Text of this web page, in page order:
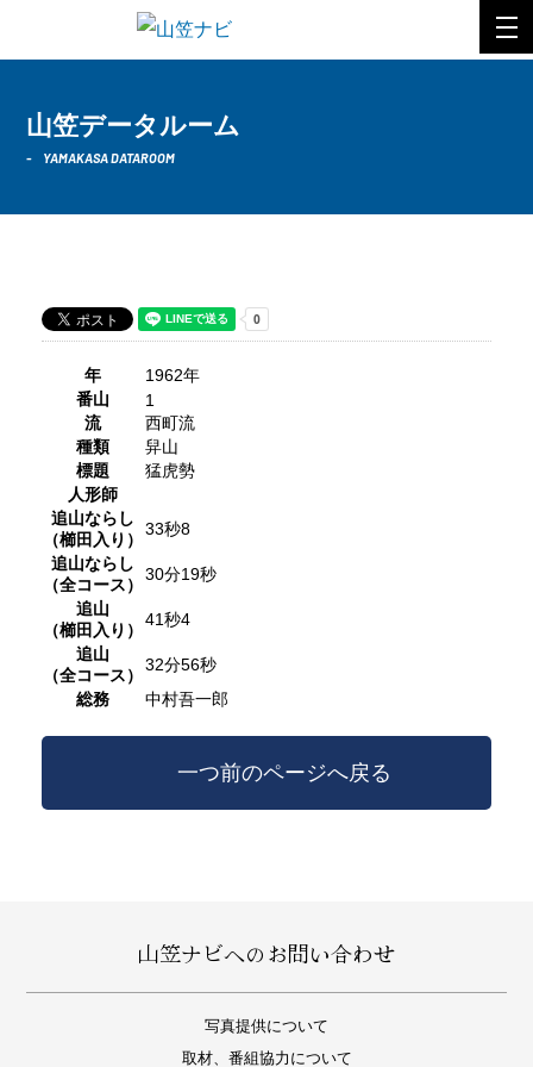
山笠データルーム
YAMAKASA DATAROOM
年
1962年
番山
1
流
西町流
種類
舁山
標題
猛虎勢
人形師
追山ならし
（櫛田入り）
33秒8
追山ならし
（全コース）
30分19秒
追山
（櫛田入り）
41秒4
追山
（全コース）
32分56秒
総務
中村吾一郎
一つ前のページへ戻る
山笠ナビへのお問い合わせ
写真提供について
取材、番組協力について